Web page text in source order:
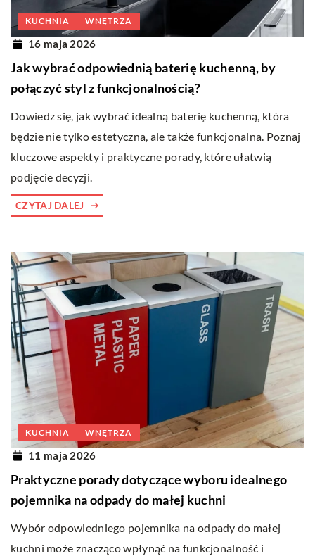
KUCHNIA WNĘTRZA
16 maja 2026
Jak wybrać odpowiednią baterię kuchenną, by
połączyć styl z funkcjonalnością?
Dowiedz się, jak wybrać idealną baterię kuchenną, która
będzie nie tylko estetyczna, ale także funkcjonalna. Poznaj
kluczowe aspekty i praktyczne porady, które ułatwią
podjęcie decyzji.
CZYTAJ DALEJ
KUCHNIA WNĘTRZA
11 maja 2026
Praktyczne porady dotyczące wyboru idealnego
pojemnika na odpady do małej kuchni
Wybór odpowiedniego pojemnika na odpady do małej
kuchni może znacząco wpłynąć na funkcjonalność i